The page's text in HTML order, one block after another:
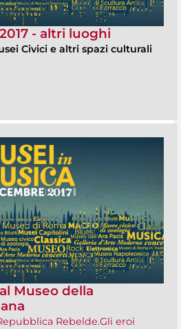
- altri luoghi
Civici e altri spazi culturali
Museo della
Rebelde.Gli eroi